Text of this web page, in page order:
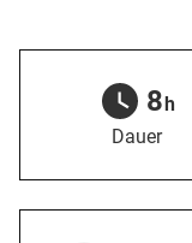
8h
Dauer